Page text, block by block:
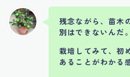
残念ながら、苗木
別はできないんだ。
栽培してみて、初
あることがわかる